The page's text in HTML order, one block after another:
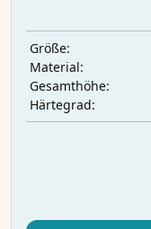
Größe:
Material:
Gesamthöhe:
Härtegrad: